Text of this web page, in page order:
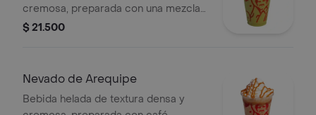
cremosa, preparada con una mezcla
láctea de té matcha y hielo, decorada
$ 21.500
Nevado de Arequipe
Bebida helada de textura densa y